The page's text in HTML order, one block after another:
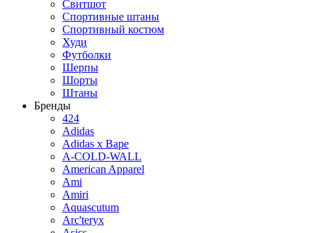
Свитшот
Спортивные штаны
Спортивный костюм
Худи
Футболки
Шерпы
Шорты
Штаны
Бренды
424
Adidas
Adidas x Bape
A-COLD-WALL
American Apparel
Ami
Amiri
Aquascutum
Arc'teryx